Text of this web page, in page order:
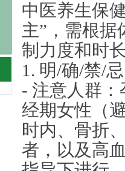
中医养生保
主”，需根
制力度和时
1. 明/确/禁/
- 注意人群
经期女性（
时内、骨折
者，以及高